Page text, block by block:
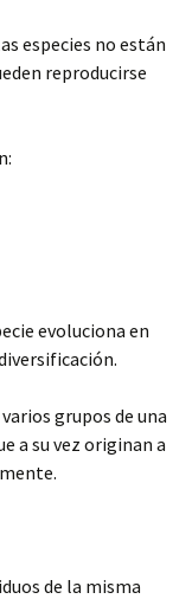
especies no están
reproducirse
evoluciona en
grupos de una
a su vez originan a
de la misma